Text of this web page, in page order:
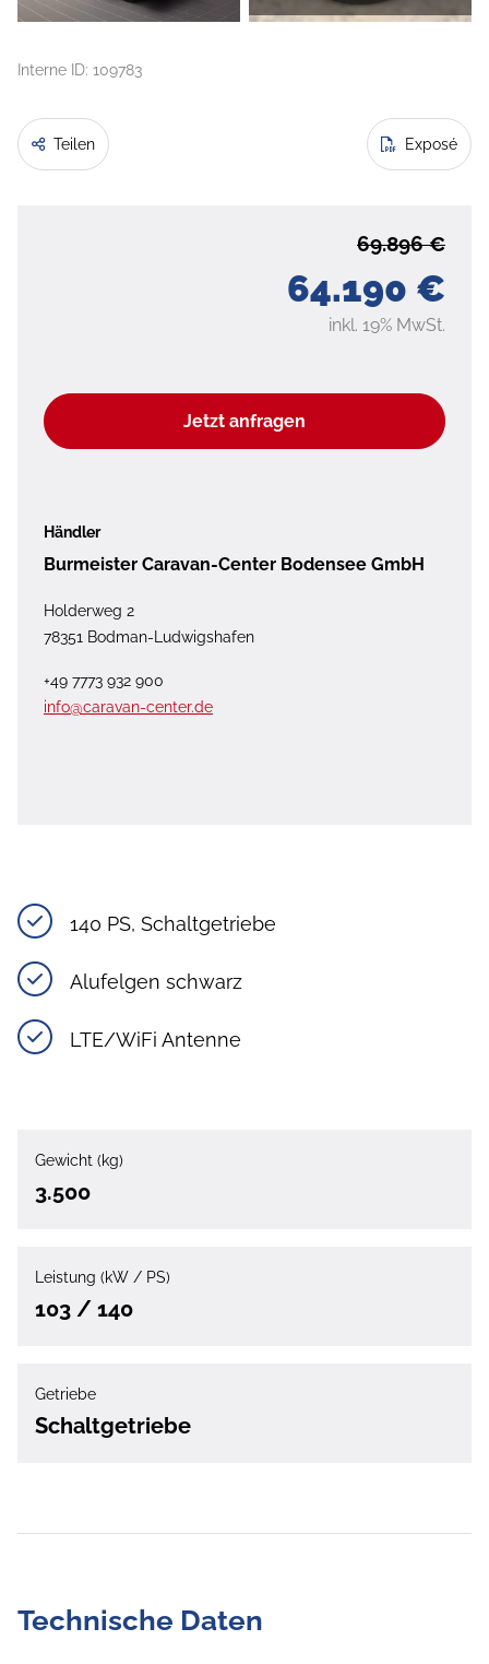
Interne ID: 109783
Teilen Exposé
64.190 €
69.896 €
inkl. 19% MwSt.
Jetzt anfragen
Händler
Burmeister Caravan-Center Bodensee GmbH
Holderweg 2
78351 Bodman-Ludwigshafen
+49 7773 932 900
info@caravan-center.de
140 PS, Schaltgetriebe
Alufelgen schwarz
LTE/WiFi Antenne
Gewicht (kg)
3.500
Leistung (kW / PS)
103 / 140
Getriebe
Schaltgetriebe
Technische Daten